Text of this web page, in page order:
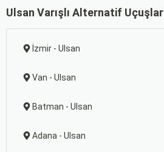
Ulsan Varışlı Alternatif Uçuşlar
İzmir - Ulsan
Van - Ulsan
Batman - Ulsan
Adana - Ulsan